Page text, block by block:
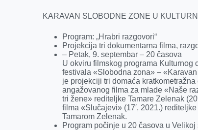
KARAVAN SLOBODNE ZONE U
Program: „Hrabri razgovori“
Projekcija tri dokumentarna filma,
– Petak, 9. septembar – 20 časova
U okviru filmskog programa Kulturnog
festivala «Slobodna zona» –
je projekciji tri domaća
angažovanog filma za mlade «Naše
tri žene» rediteljke Tamare Zelenak
filma «Slučajevi» (17′, 2021.)
Tamarom Zelenak.
Program počinje u 20 časova u